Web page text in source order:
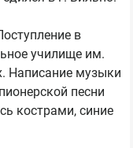
в
училище им.
Написание музыки
песни
кострами, синие